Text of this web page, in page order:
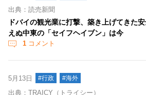
出典：読売新聞
ドバイの観光業に打撃、築き上げてきた
えぬ中東の「セイフヘイブン」は今
1 コメント
5月13日 #行政 #海外
出典：TRAICY（トライシー）